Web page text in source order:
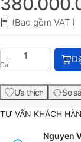
(Bao gồm VAT )
Cái
HP
Ưa thích So
TƯ VẤN KHÁCH
Nguyen